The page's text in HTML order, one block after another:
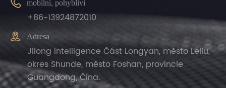
 mobilní, pohybliví
+86-13924872010
 Adresa
Jilong Intelligence Část Longyan, město Leliu,
okres Shunde, město Foshan, provincie
Guangdong, Čína.